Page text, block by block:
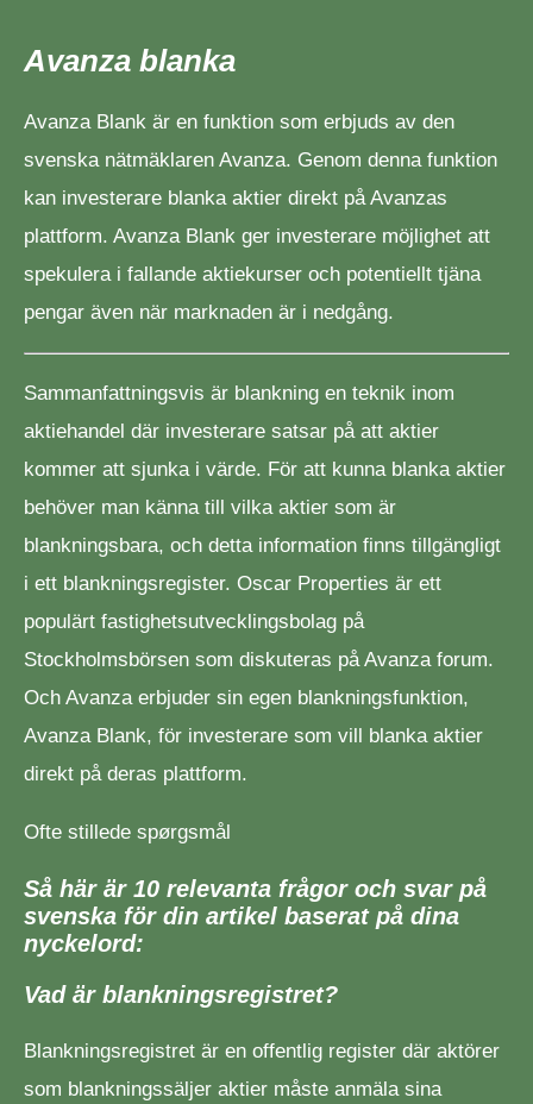
Avanza blanka
Avanza Blank är en funktion som erbjuds av den
svenska nätmäklaren Avanza. Genom denna funktion
kan investerare blanka aktier direkt på Avanzas
plattform. Avanza Blank ger investerare möjlighet att
spekulera i fallande aktiekurser och potentiellt tjäna
pengar även när marknaden är i nedgång.
Sammanfattningsvis är blankning en teknik inom
aktiehandel där investerare satsar på att aktier
kommer att sjunka i värde. För att kunna blanka aktier
behöver man känna till vilka aktier som är
blankningsbara, och detta information finns tillgängligt
i ett blankningsregister. Oscar Properties är ett
populärt fastighetsutvecklingsbolag på
Stockholmsbörsen som diskuteras på Avanza forum.
Och Avanza erbjuder sin egen blankningsfunktion,
Avanza Blank, för investerare som vill blanka aktier
direkt på deras plattform.
Ofte stillede spørgsmål
Så här är 10 relevanta frågor och svar på
svenska för din artikel baserat på dina
nyckelord:
Vad är blankningsregistret?
Blankningsregistret är en offentlig register där aktörer
som blankningssäljer aktier måste anmäla sina